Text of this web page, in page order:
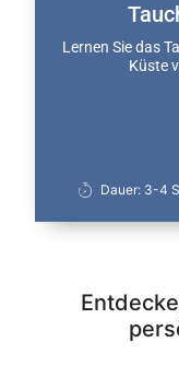
Lernen Sie das
Küste
Dauer: 3-4